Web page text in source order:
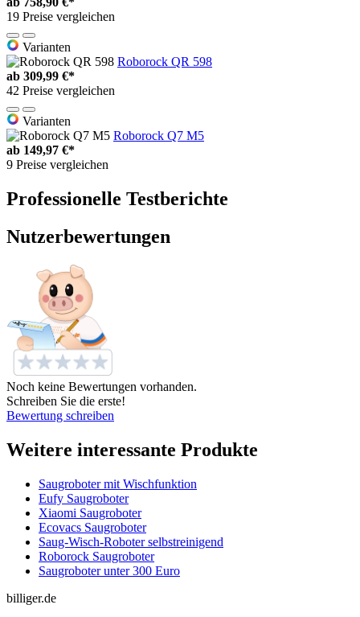
19 Preise vergleichen
Varianten
Roborock QR 598
ab 309,99 €*
42 Preise vergleichen
Varianten
Roborock Q7 M5
ab 149,97 €*
9 Preise vergleichen
Professionelle Testberichte
Nutzerbewertungen
Noch keine Bewertungen vorhanden.
Schreiben Sie die erste!
Bewertung schreiben
Weitere interessante Produkte
Saugroboter mit Wischfunktion
Eufy Saugroboter
Xiaomi Saugroboter
Ecovacs Saugroboter
Saug-Wisch-Roboter selbstreinigend
Roborock Saugroboter
Saugroboter unter 300 Euro
billiger.de